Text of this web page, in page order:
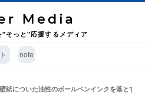
"そっと"応援するメディア
note
壁紙についた油性のボールペンインクを落とす方